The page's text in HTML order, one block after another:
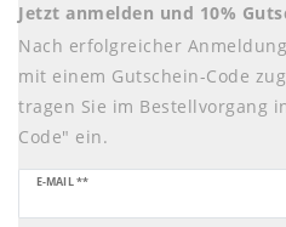
Jetzt anmelden und 10%
Nach erfolgreicher
mit einem Gutschein-Code
tragen Sie im Bestellvorgang
Code" ein.
E-MAIL **
Newsletter
Honig